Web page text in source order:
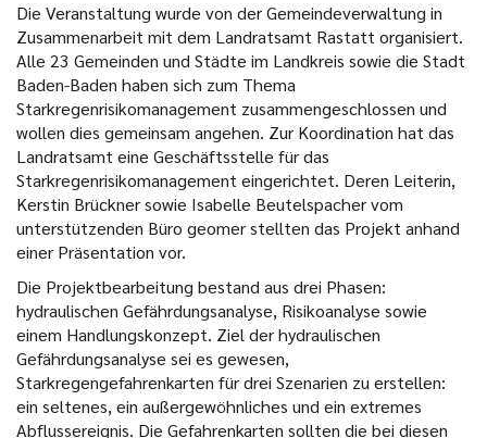
Die Veranstaltung wurde von der Gemeindeverwaltung in
Zusammenarbeit mit dem Landratsamt Rastatt organisiert.
Alle 23 Gemeinden und Städte im Landkreis sowie die Stadt
Baden-Baden haben sich zum Thema
Starkregenrisikomanagement zusammengeschlossen und
wollen dies gemeinsam angehen. Zur Koordination hat das
Landratsamt eine Geschäftsstelle für das
Starkregenrisikomanagement eingerichtet. Deren Leiterin,
Kerstin Brückner sowie Isabelle Beutelspacher vom
unterstützenden Büro geomer stellten das Projekt anhand
einer Präsentation vor.
Die Projektbearbeitung bestand aus drei Phasen:
hydraulischen Gefährdungsanalyse, Risikoanalyse sowie
einem Handlungskonzept. Ziel der hydraulischen
Gefährdungsanalyse sei es gewesen,
Starkregengefahrenkarten für drei Szenarien zu erstellen:
ein seltenes, ein außergewöhnliches und ein extremes
Abflussereignis. Die Gefahrenkarten sollten die bei diesen